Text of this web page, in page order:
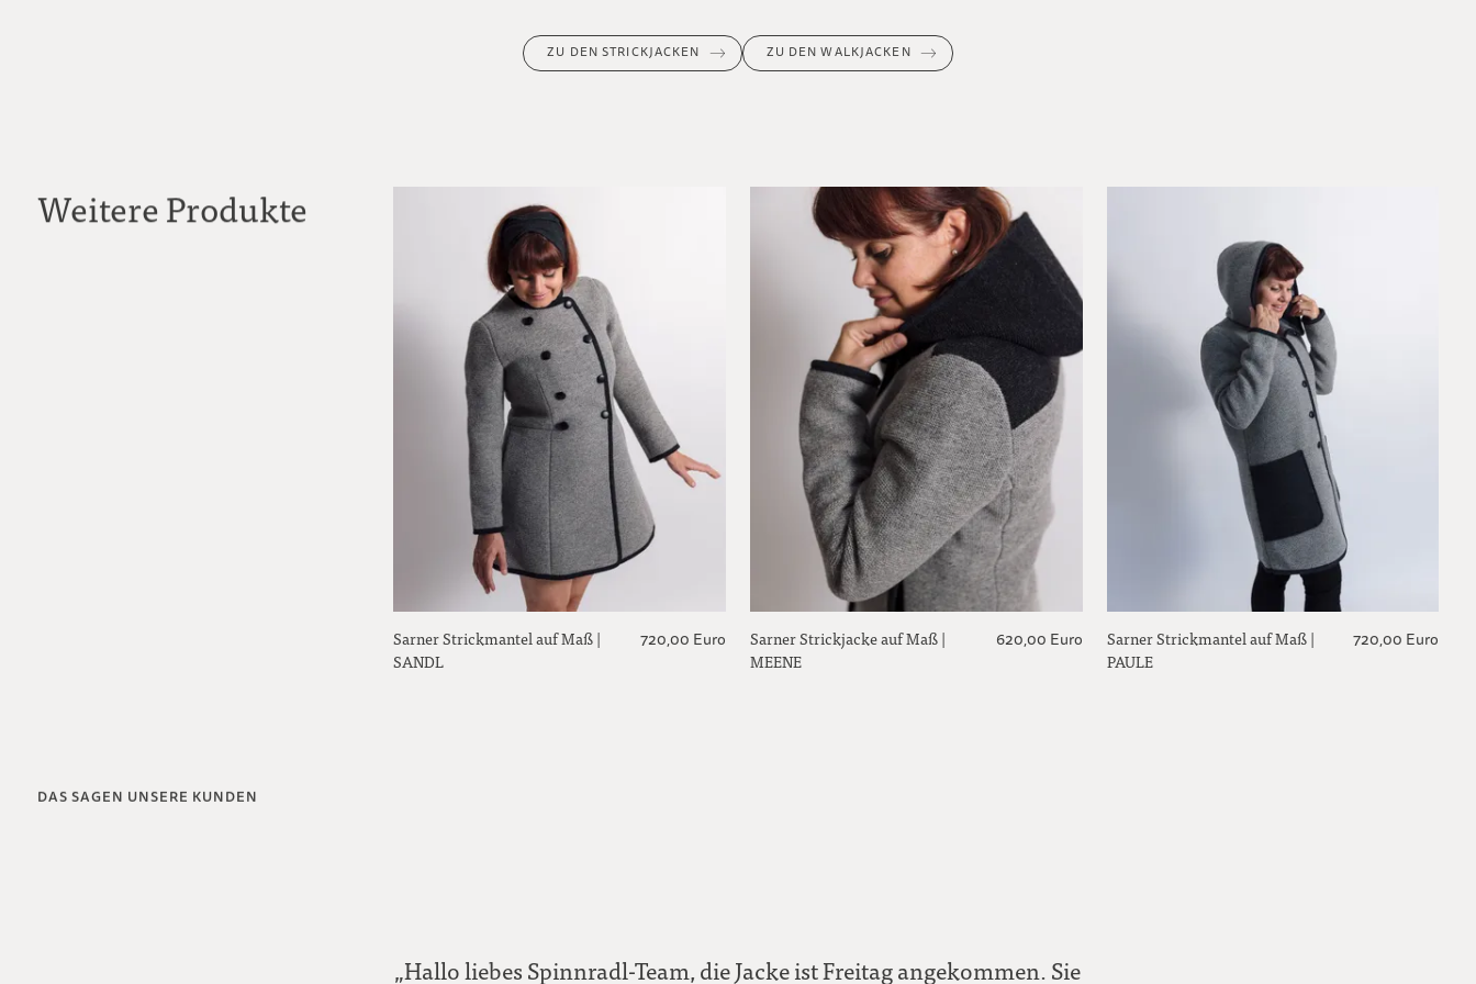
ZU DEN STRICKJACKEN ZU DEN WALKJACKEN
Weitere Produkte
Sarner Strickmantel auf Maß |
SANDL
720,00 Euro
Sarner Strickjacke auf Maß |
MEENE
620,00 Euro
Sarner Strickmantel auf Maß |
PAULE
720,00 Euro
DAS SAGEN UNSERE KUNDEN
„Hallo liebes Spinnradl-Team, die Jacke ist Freitag angekommen. Sie